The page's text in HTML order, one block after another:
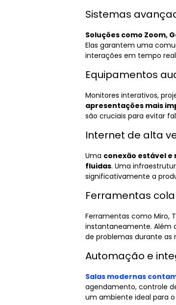
Sistemas
Soluções como Zoom,
Elas garantem uma
interações em tempo
Equipamentos
Monitores interativos,
apresentações mais
são cruciais para evitar
Internet de alta
Uma conexão estável e
fluidas. Uma
significativamente a
Ferramentas
Ferramentas como Miro,
instantaneamente. Além
de problemas durante as
Automação e
Salas modernas
agendamento, controle
um ambiente ideal para